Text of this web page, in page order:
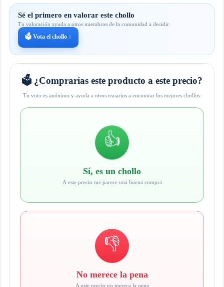
Sé el primero en valorar este chollo
Tu valoración ayuda a otros miembros de la comunidad a decidir.
🗳️ Vota el chollo ↓
🗳️ ¿Comprarías este producto a este precio?
Tu voto es anónimo y ayuda a otros usuarios a encontrar los mejores chollos.
👍
Sí, es un chollo
A este precio me parece una buena compra
👎
No merece la pena
A este precio no merece la pena